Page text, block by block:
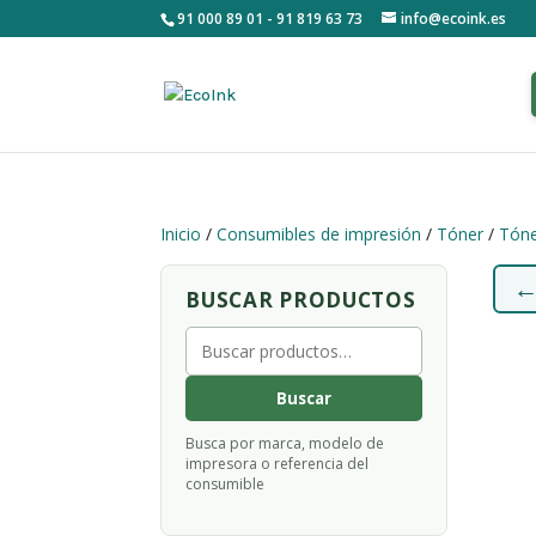
91 000 89 01 - 91 819 63 73 info@ecoink.es
Inicio /Consumibles de impresión / Tóner /
BUSCAR PRODUCTOS
Buscar
por:
Buscar
Busca por marca, modelo de
impresora o referencia del
consumible